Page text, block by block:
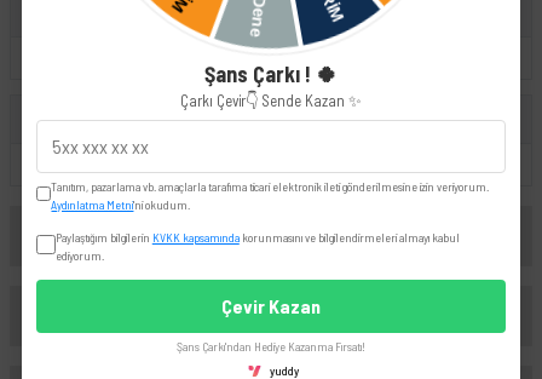
Seat
UYUMLU OEM
Yorumlar
Bu ürüne ilk yorumu siz yapın!
Şans Çarkı ! 🍀
Çarkı Çevir👇 Sende Kazan ✨
Tanıtım, pazarlama vb. amaçlarla tarafıma ticari elektronik ileti gönderilmesine izin veriyorum.
Aydınlatma Metni'ni okudum.
Paylaştığım bilgilerin KVKK kapsamındakorunmasını ve bilgilendirmeleri almayı kabul
ediyorum.
Çevir Kazan
Şans Çarkı'ndan Hediye Kazanma Fırsatı!
yuddy